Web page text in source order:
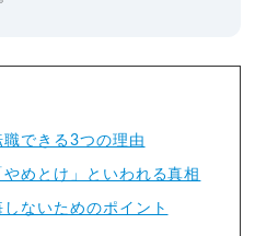
できる3つの理由
めとけ」といわれる真相
ないためのポイント